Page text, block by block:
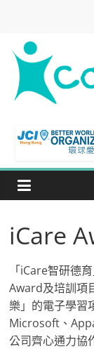
content
iCare
教
於
iCare
「iCare智研德
Award及培訓項
樂」的電子學習
Microsoft、
公司齊心通力協